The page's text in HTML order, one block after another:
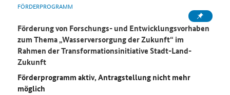
FÖRDERPROGRAMM
Förderung von Forschungs- und Entwicklungsvorhaben
zum Thema „Wasserversorgung der Zukunft“ im
Rahmen der Transformationsinitiative Stadt-Land-
Zukunft
Förderprogramm aktiv, Antragstellung nicht mehr
möglich